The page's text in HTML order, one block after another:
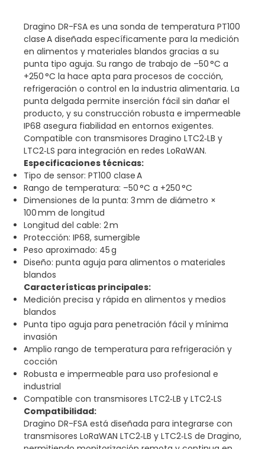
Dragino DR-FSA es una sonda de temperatura PT100
clase A diseñada específicamente para la medición
en alimentos y materiales blandos gracias a su
punta tipo aguja. Su rango de trabajo de –50 °C a
+250 °C la hace apta para procesos de cocción,
refrigeración o control en la industria alimentaria. La
punta delgada permite inserción fácil sin dañar el
producto, y su construcción robusta e impermeable
IP68 asegura fiabilidad en entornos exigentes.
Compatible con transmisores Dragino LTC2‑LB y
LTC2‑LS para integración en redes LoRaWAN.
Especificaciones técnicas:
Tipo de sensor: PT100 clase A
Rango de temperatura: –50 °C a +250 °C
Dimensiones de la punta: 3 mm de diámetro ×
100 mm de longitud
Longitud del cable: 2 m
Protección: IP68, sumergible
Peso aproximado: 45 g
Diseño: punta aguja para alimentos o materiales
blandos
Características principales:
Medición precisa y rápida en alimentos y medios
blandos
Punta tipo aguja para penetración fácil y mínima
invasión
Amplio rango de temperatura para refrigeración y
cocción
Robusta e impermeable para uso profesional e
industrial
Compatible con transmisores LTC2‑LB y LTC2‑LS
Compatibilidad:
Dragino DR-FSA está diseñada para integrarse con
transmisores LoRaWAN LTC2‑LB y LTC2‑LS de Dragino,